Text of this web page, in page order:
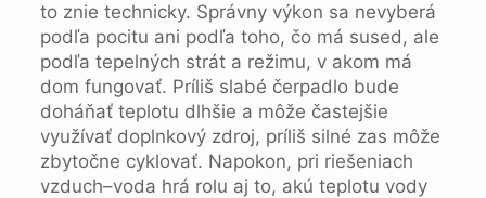
to znie technicky. Správny výkon sa nevyberá
podľa pocitu ani podľa toho, čo má sused, ale
podľa tepelných strát a režimu, v akom má
dom fungovať. Príliš slabé čerpadlo bude
doháňať teplotu dlhšie a môže častejšie
využívať doplnkový zdroj, príliš silné zas môže
zbytočne cyklovať. Napokon, pri riešeniach
vzduch–voda hrá rolu aj to, akú teplotu vody